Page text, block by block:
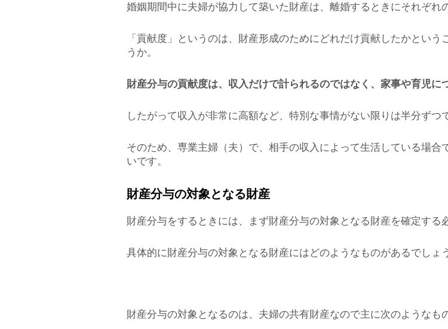
婚姻期間中に夫婦が協力して築いた財産は、離婚するときにそれぞれ
「貢献度」というのは、財産形成のためにどれだけ貢献したかとい
うか。
財産分与の貢献度は、収入だけで計られるのではなく、家事や育児に
したがって収入が非常に高額など、特別な事情がない限りは半分ずつ
そのため、専業主婦（夫）で、相手の収入によって生活している場
いです。
財産分与の対象となる財産
財産分与をするときには、まず財産分与の対象となる財産を確定する
具体的に財産分与の対象となる財産にはどのようなものがあるでしょ
財産分与の対象となるのは、夫婦の共有財産なので主に次のようなも